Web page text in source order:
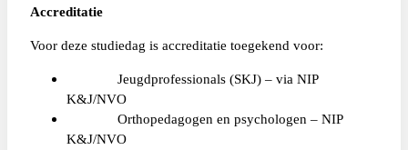
Accreditatie
Voor deze studiedag is accreditatie toegekend voor:
Jeugdprofessionals (SKJ) – via NIP
K&J/NVO
Orthopedagogen en psychologen – NIP
K&J/NVO